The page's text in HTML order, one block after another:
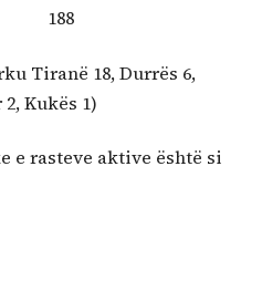
188
Tiranë 18, Durrës 6,
Kukës 1)
e rasteve aktive është si